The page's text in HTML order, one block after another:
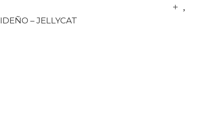
– JELLYCAT